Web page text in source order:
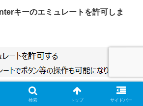
キーのエミュレートを許可しま
検索 トップ サイドバー